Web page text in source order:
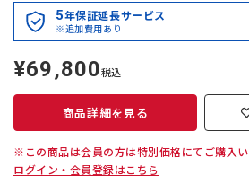
5年保証延長サービス
※追加費用あり
定
価
¥69,800税込
商品詳細を見る
※この商品は会員の方は特別価格にてご購入い
ログイン・会員登録はこちら